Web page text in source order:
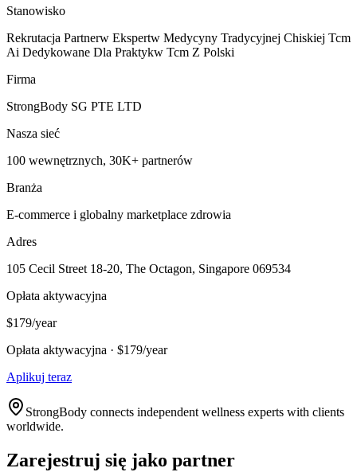
Stanowisko
Rekrutacja Partnerw Ekspertw Medycyny Tradycyjnej Chiskiej Tcm
Ai Dedykowane Dla Praktykw Tcm Z Polski
Firma
StrongBody SG PTE LTD
Nasza sieć
100 wewnętrznych, 30K+ partnerów
Branża
E-commerce i globalny marketplace zdrowia
Adres
105 Cecil Street 18-20, The Octagon, Singapore 069534
Opłata aktywacyjna
$179/year
Opłata aktywacyjna · $179/year
Aplikuj teraz
StrongBody connects independent wellness experts with clients
worldwide.
Zarejestruj się jako partner